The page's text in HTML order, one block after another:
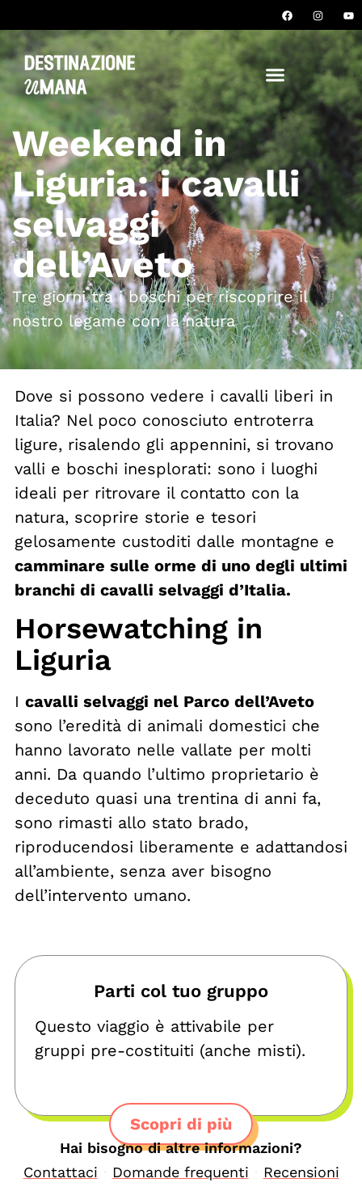
Weekend in
Liguria: i cavalli
selvaggi
dell’Aveto
Tre giorni tra i boschi per riscoprire il
nostro legame con la natura
Dove si possono vedere i cavalli liberi in
Italia? Nel poco conosciuto entroterra
ligure, risalendo gli appennini, si trovano
valli e boschi inesplorati: sono i luoghi
ideali per ritrovare il contatto con la
natura, scoprire storie e tesori
gelosamente custoditi dalle montagne e
camminare sulle orme di uno degli ultimi
branchi di cavalli selvaggi d’Italia.
Horsewatching in
Liguria
I cavalli selvaggi nel Parco dell’Aveto
sono l’eredità di animali domestici che
hanno lavorato nelle vallate per molti
anni. Da quando l’ultimo proprietario è
deceduto quasi una trentina di anni fa,
sono rimasti allo stato brado,
riproducendosi liberamente e adattandosi
all’ambiente, senza aver bisogno
dell’intervento umano.
Parti col tuo gruppo
Questo viaggio è attivabile per
gruppi pre-costituiti (anche misti).
Scopri di più
Hai bisogno di altre informazioni?
Contattaci
Domande frequenti Recensioni